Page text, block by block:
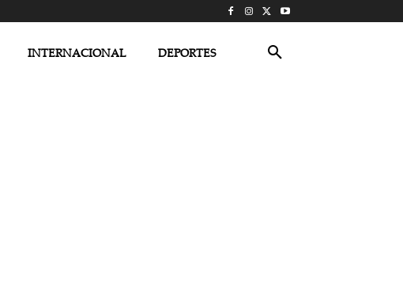
INTERNACIONAL DEPORTES